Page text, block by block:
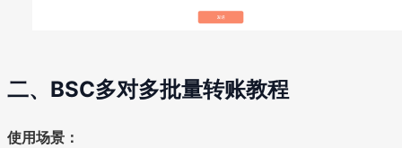
二、BSC多对多批量转账教程
使用场景：